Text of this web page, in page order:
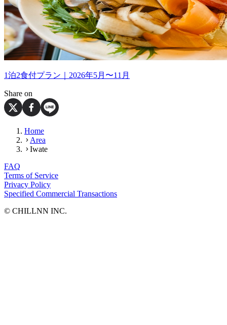
1泊2食付プラン｜2026年5月〜11月
Share on
Home
Area
Iwate
FAQ
Terms of Service
Privacy Policy
Specified Commercial Transactions
©︎ CHILLNN INC.